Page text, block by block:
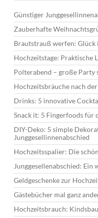
Günstiger
Zauberhafte
Brautstrauß werfen: Glück
Hochzeitstage: Praktische
Polterabend – große
Hochzeitsbräuche nach
Drinks: 5 innovative
Snack it: 5 Fingerfoods für
DIY-Deko: 5 simple
Junggesellinnenabschied
Hochzeitsspalier: Die
Junggesellenabschied: Ein
Geldgeschenke zur
Gästebücher mal ganz
Hochzeitsbrauch: